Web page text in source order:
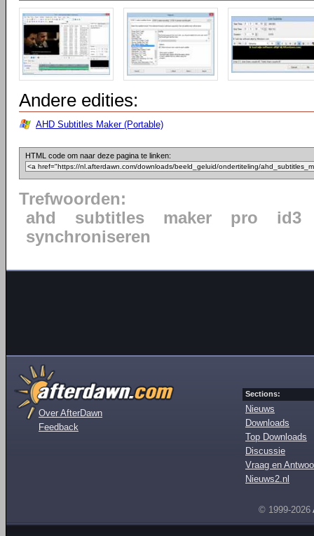
Andere edities:
AHD Subtitles Maker (Portable)
HTML code om naar deze pagina te linken:
Trefwoorden:
ahd
subtitles maker pro
id3
synchroniseren
Over AfterDawn
Feedback
Sections:
Nieuws
Downloads
Top Downloads
Discussie
Vraag en
Nieuws2.nl
© 1999-2026